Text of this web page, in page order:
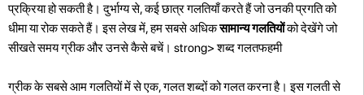
प्रक्रिया हो सकती है। दुर्भाग्य से, कई छात्र गलतियाँ करते हैं जो उनकी प्रगति को
धीमा या रोक सकते हैं। इस लेख में, हम सबसे अधिकसामान्य गलतियोंको देखेंगे जो
सीखते समय ग्रीक और उनसे कैसे बचें। strong> शब्द गलतफहमी
ग्रीक के सबसे आम गलतियों में से एक, गलत शब्दों को गलत करना है। इस गलती से